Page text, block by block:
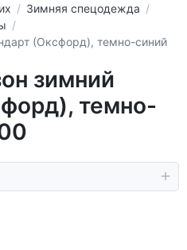
Зимняя спецодежда
(Оксфорд), темно-синий
зимний
темно-